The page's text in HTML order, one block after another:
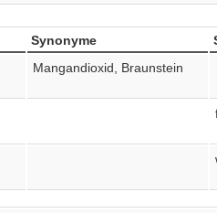
Synonyme
Mangandioxid, Braunstein